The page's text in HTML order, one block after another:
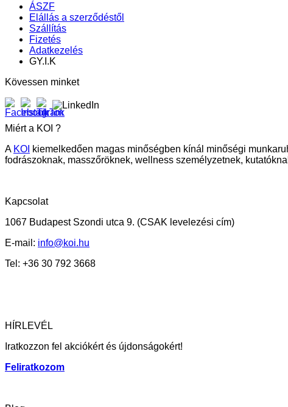
ÁSZF
Elállás a szerződéstől
Szállítás
Fizetés
Adatkezelés
GY.I.K
Kövessen minket
Miért a KOI ?
A KOI kiemelkedően magas minőségben kínál minőségi
fodrászoknak, masszőröknek, wellness személyzetnek,
Kapcsolat
1067 Budapest Szondi utca 9. (CSAK levelezési cím)
E-mail: info@koi.hu
Tel: +36 30 792 3668
HÍRLEVÉL
Iratkozzon fel akciókért és újdonságokért!
Feliratkozom